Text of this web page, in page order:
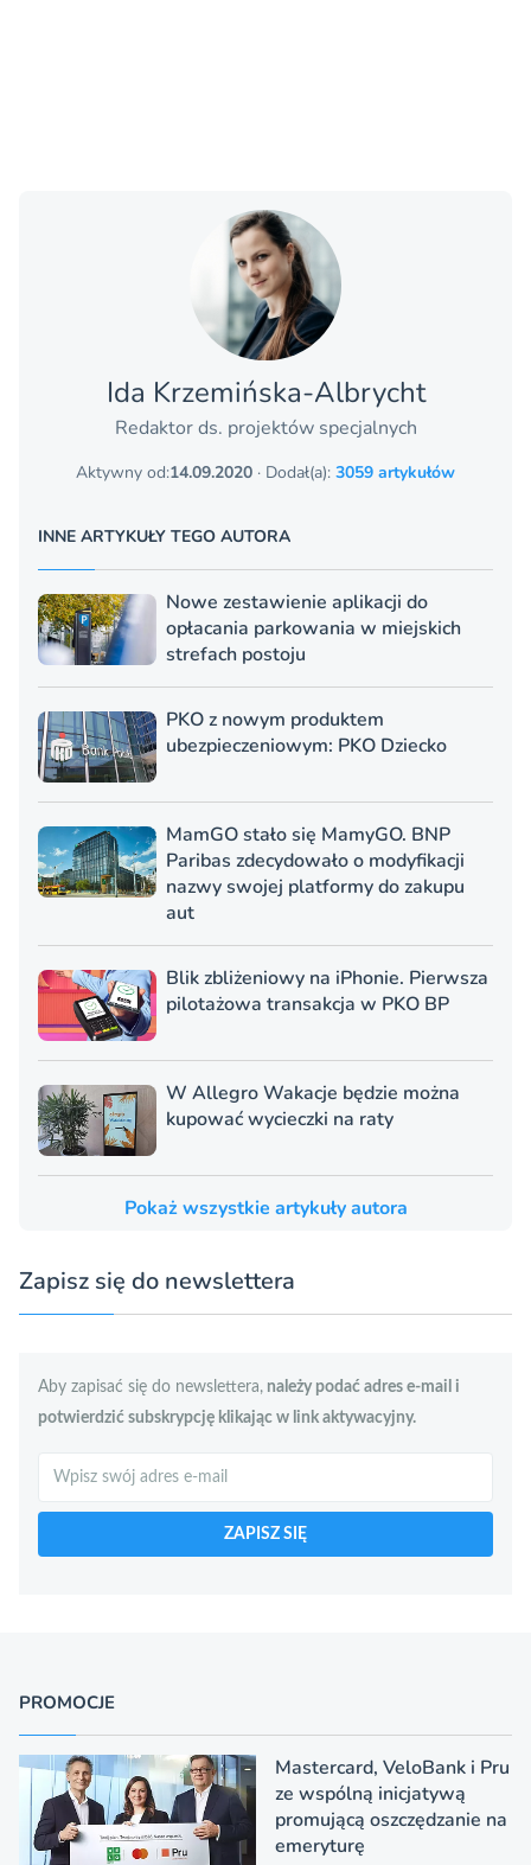
Ida Krzemińska-Albrycht
Redaktor ds. projektów specjalnych
Aktywny od:14.09.2020 · Dodał(a): 3059 artykułów
INNE ARTYKUŁY TEGO AUTORA
Nowe zestawienie aplikacji do
opłacania parkowania w miejskich
strefach postoju
PKO z nowym produktem
ubezpieczeniowym: PKO Dziecko
MamGO stało się MamyGO. BNP
Paribas zdecydowało o modyfikacji
nazwy swojej platformy do zakupu
aut
Blik zbliżeniowy na iPhonie. Pierwsza
pilotażowa transakcja w PKO BP
W Allegro Wakacje będzie można
kupować wycieczki na raty
Pokaż wszystkie artykuły autora
Zapisz się do newslettera
Aby zapisać się do newslettera, należy podać adres e-mail i
potwierdzić subskrypcję klikając w link aktywacyjny.
Szukaj
ZAPISZ SIĘ
PROMOCJE
Mastercard, VeloBank i Pru
ze wspólną inicjatywą
promującą oszczędzanie na
emeryturę